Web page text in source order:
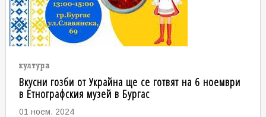
култура
Вкусни гозби от Украйна ще се готвят на 6 ноември
в Етнографския музей в Бургас
01 ноем. 2024